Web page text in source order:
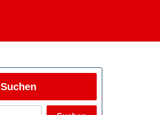
Suchen